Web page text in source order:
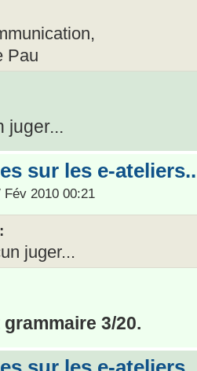
Pau
juger...
sur les e-
Fév 2010 00:21
juger...
3/20.